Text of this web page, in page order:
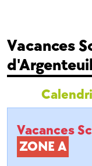
Vacances
d'Argenteuil
Vacances
ZONE A